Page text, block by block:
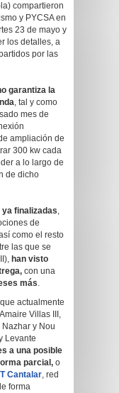
compartieron
y PYCSA en
23 de mayo y
los detalles, a
por las
garantiza la
, tal y como
mes de
ampliación de
300 kw cada
a lo largo de
de dicho
finalizadas,
de
como el resto
las que se
han visto
con una
más.
actualmente
Villas III,
y Nou
Levante
a una posible
parcial, o
Cantalar, red
forma